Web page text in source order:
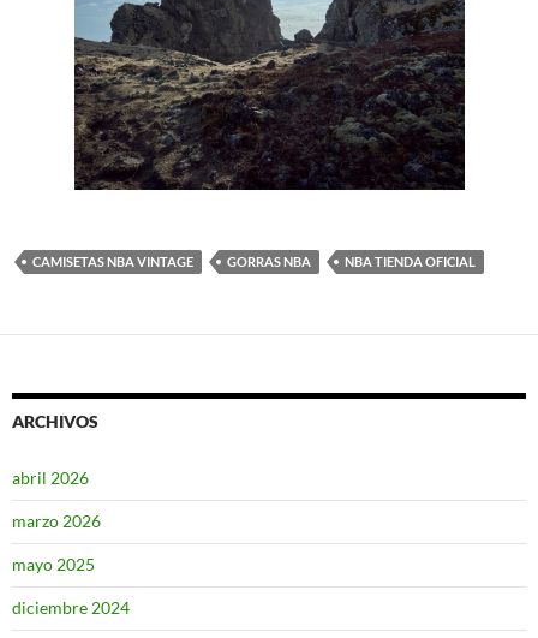
CAMISETAS NBA VINTAGE GORRAS NBA NBA TIENDA OFICIAL
ARCHIVOS
abril 2026
marzo 2026
mayo 2025
diciembre 2024